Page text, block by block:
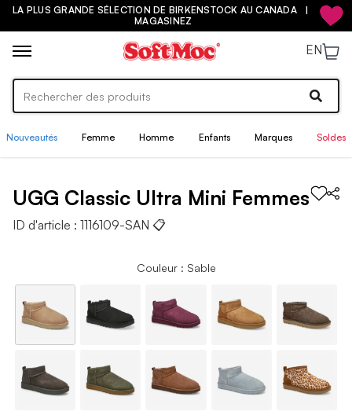
LA PLUS GRANDE SÉLECTION DE BIRKENSTOCK AU CANADA |
MAGASINEZ
EN
Nouveautés Femme Homme Enfants Marques Soldes
UGG Classic Ultra Mini Femmes
ID d'article : 1116109-SAN 📋
Couleur : Sable